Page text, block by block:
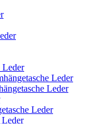
Leder
Leder
Leder
Leder
Leder